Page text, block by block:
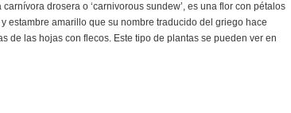
carnívora drosera o ‘carnivorous sundew’, es una flor con pétalos
estambre amarillo que su nombre traducido del griego hace
de las hojas con flecos. Este tipo de plantas se pueden ver en